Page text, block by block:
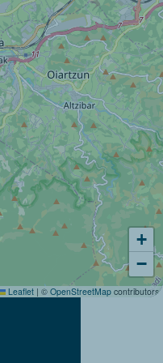
+
−
Leaflet | © OpenStreetMap contributors